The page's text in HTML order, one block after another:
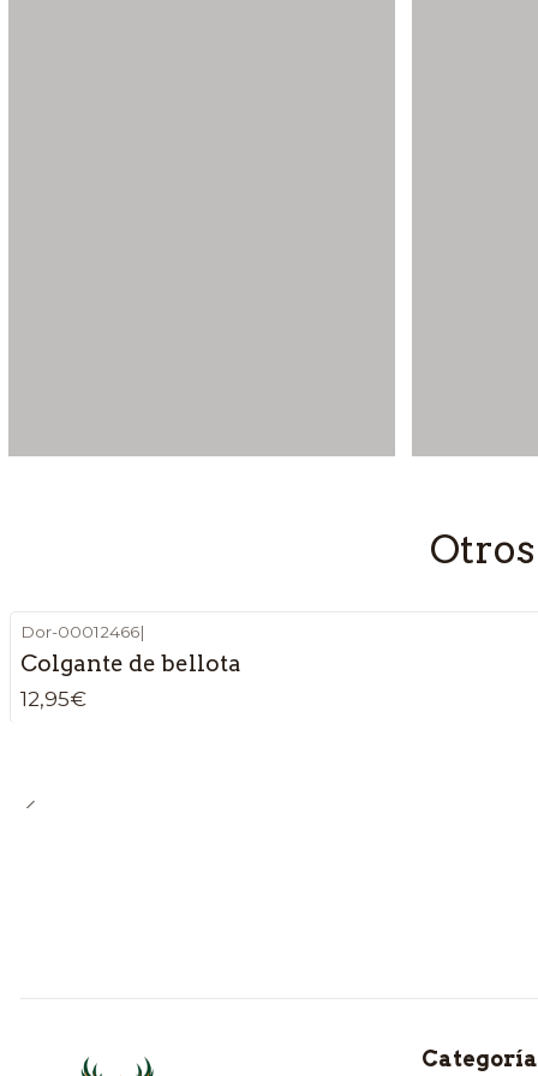
Dor-00012466|
Colgante de bellota
12,95€